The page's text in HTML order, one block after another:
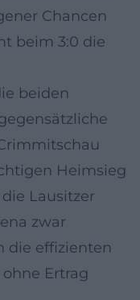
Chancen
beim 3:0 die
beiden
Heimsieg
Lausitzer
zwar
die effizienten
Ertrag